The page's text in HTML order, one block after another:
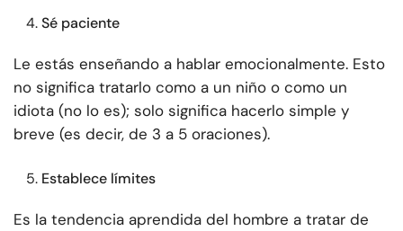
Sé paciente
Le estás enseñando a hablar emocionalmente. Esto
no significa tratarlo como a un niño o como un
idiota (no lo es); solo significa hacerlo simple y
breve (es decir, de 3 a 5 oraciones).
Establece límites
Es la tendencia aprendida del hombre a tratar de